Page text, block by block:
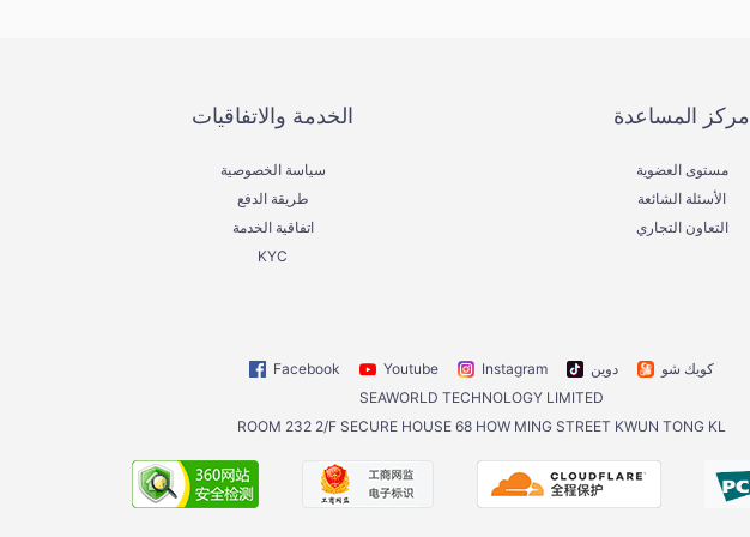
الخدمة والاتفاقيات
سياسة الخصوصية
طريقة الدفع
اتفاقية الخدمة
KYC
مركز المساعدة
مستوى العضوية
الأسئلة الشائعة
التعاون التجاري
Facebook Youtube Instagram دوين
كويك شو
SEAWORLD TECHNOLOGY LIMITED
ROOM 232 2/F SECURE HOUSE 68 HOW MING STREET KWUN TONG KL